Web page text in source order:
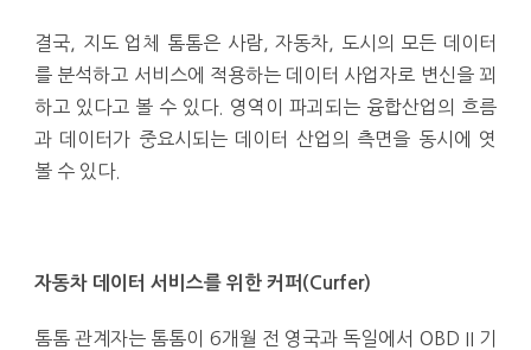
결국, 지도 업체 톰톰은 사람, 자동차, 도시의 모든 데이터
를 분석하고 서비스에 적용하는 데이터 사업자로 변신을 꾀
하고 있다고 볼 수 있다. 영역이 파괴되는 융합산업의 흐름
과 데이터가 중요시되는 데이터 산업의 측면을 동시에 엿
볼 수 있다.
자동차 데이터 서비스를 위한 커퍼(Curfer)
톰톰 관계자는 톰톰이 6개월 전 영국과 독일에서 OBD II 기